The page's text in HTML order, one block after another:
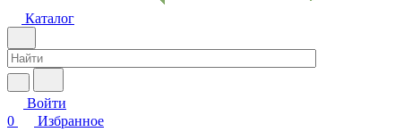
Каталог
Войти
0
Избранное